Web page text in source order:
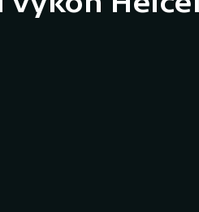
Baseball a softbal